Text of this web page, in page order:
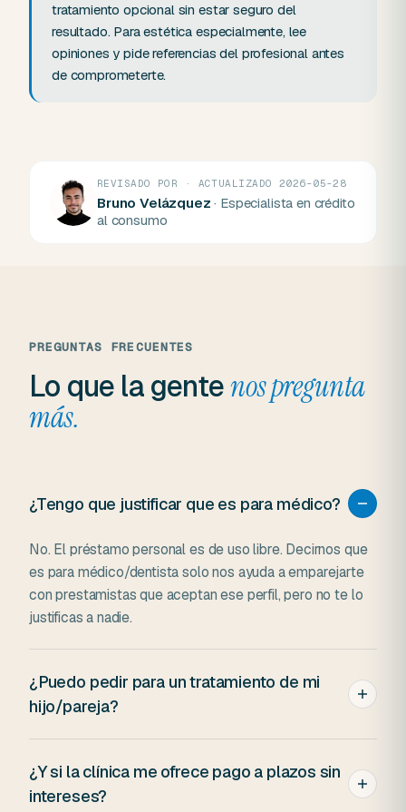
tratamiento opcional sin estar seguro del
resultado. Para estética especialmente, lee
opiniones y pide referencias del profesional antes
de comprometerte.
REVISADO POR · ACTUALIZADO 2026-05-28
Bruno Velázquez · Especialista en crédito
al consumo
PREGUNTAS FRECUENTES
Lo que la gentenos pregunta
más.
¿Tengo que justificar que es para médico?
No. El préstamo personal es de uso libre. Decirnos que
es para médico/dentista solo nos ayuda a emparejarte
con prestamistas que aceptan ese perfil, pero no te lo
justificas a nadie.
¿Puedo pedir para un tratamiento de mi
hijo/pareja?
devolverlo. Lo que hagas con el dinero (pagar la clínica
de tu hijo o lo que sea) es asunto tuyo.
¿Y si la clínica me ofrece pago a plazos sin
intereses?